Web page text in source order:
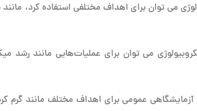
می توان برای اهداف مختلفی استفاده
می توان برای عملیات‌هایی مانند
آزمایشگاهی عمومی برای اهداف مختلف مانند